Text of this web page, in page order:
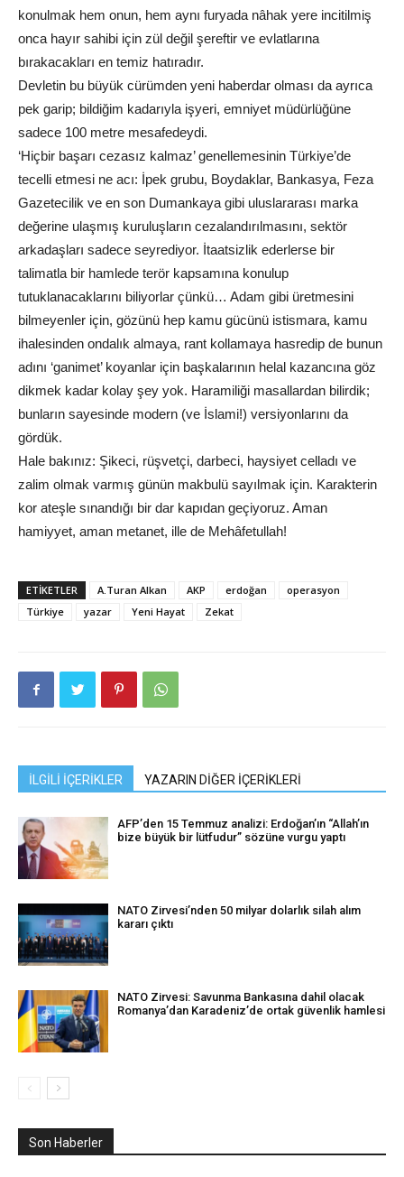
konulmak hem onun, hem aynı furyada nâhak yere incitilmiş
onca hayır sahibi için zül değil şereftir ve evlatlarına
bırakacakları en temiz hatıradır.
Devletin bu büyük cürümden yeni haberdar olması da ayrıca
pek garip; bildiğim kadarıyla işyeri, emniyet müdürlüğüne
sadece 100 metre mesafedeydi.
‘Hiçbir başarı cezasız kalmaz’ genellemesinin Türkiye’de
tecelli etmesi ne acı: İpek grubu, Boydaklar, Bankasya, Feza
Gazetecilik ve en son Dumankaya gibi uluslararası marka
değerine ulaşmış kuruluşların cezalandırılmasını, sektör
arkadaşları sadece seyrediyor. İtaatsizlik ederlerse bir
talimatla bir hamlede terör kapsamına konulup
tutuklanacaklarını biliyorlar çünkü… Adam gibi üretmesini
bilmeyenler için, gözünü hep kamu gücünü istismara, kamu
ihalesinden ondalık almaya, rant kollamaya hasredip de bunun
adını ‘ganimet’ koyanlar için başkalarının helal kazancına göz
dikmek kadar kolay şey yok. Haramiliği masallardan bilirdik;
bunların sayesinde modern (ve İslami!) versiyonlarını da
gördük.
Hale bakınız: Şikeci, rüşvetçi, darbeci, haysiyet celladı ve
zalim olmak varmış günün makbulü sayılmak için. Karakterin
kor ateşle sınandığı bir dar kapıdan geçiyoruz. Aman
hamiyyet, aman metanet, ille de Mehâfetullah!
ETIKETLER A.Turan Alkan AKP erdoğan
operasyon
Türkiye
yazar Yeni Hayat Zekat
İLGİLİ İÇERİKLER YAZARIN DİĞER İÇERİKLERİ
AFP’den 15 Temmuz analizi: Erdoğan’ın “Allah’ın
bize büyük bir lütfudur” sözüne vurgu yaptı
NATO Zirvesi’nden 50 milyar dolarlık silah alım
kararı çıktı
NATO Zirvesi: Savunma Bankasına dahil olacak
Romanya’dan Karadeniz’de ortak güvenlik hamlesi
Son Haberler